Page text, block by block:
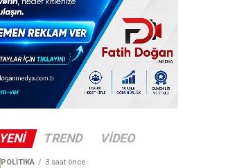
YENI TREND VIDEO
POLITIKA 3 saat önce